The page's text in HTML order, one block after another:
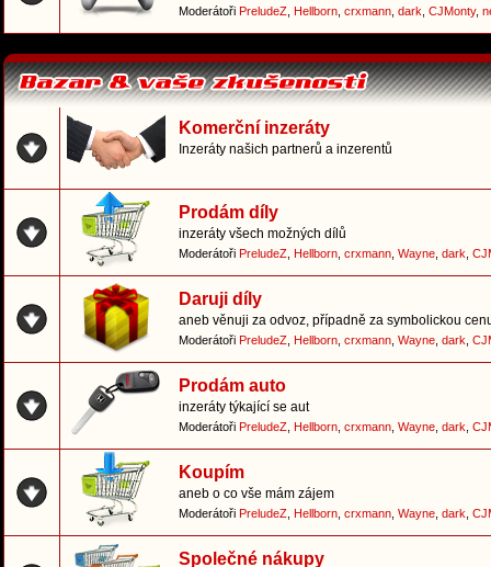
Moderátoři PreludeZ Hellborn crxmann dark CJMonty,
Komerční inzeráty
Inzeráty našich partnerů a inzerentů
Prodám díly
inzeráty všech možných dílů
Moderátoři PreludeZ Hellborn crxmann Wayne dark
Daruji díly
aneb věnuji za odvoz, případně za symbolickou
Moderátoři PreludeZ Hellborn crxmann Wayne dark
Prodám auto
inzeráty týkající se aut
Moderátoři PreludeZ Hellborn crxmann Wayne dark
Koupím
aneb o co vše mám zájem
Moderátoři PreludeZ Hellborn crxmann Wayne dark
Společné nákupy